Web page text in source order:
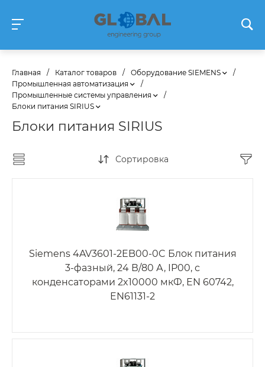
Главная / Каталог товаров / Оборудование SIEMENS
/
Промышленная автоматизация
/
Промышленные системы управления
/
Блоки питания SIRIUS
Блоки питания SIRIUS
Сортировка
Siemens 4AV3601-2EB00-0C Блок питания
3-фазный, 24 В/80 А, IP00, с
конденсаторами 2x10000 мкФ, EN 60742,
EN61131-2